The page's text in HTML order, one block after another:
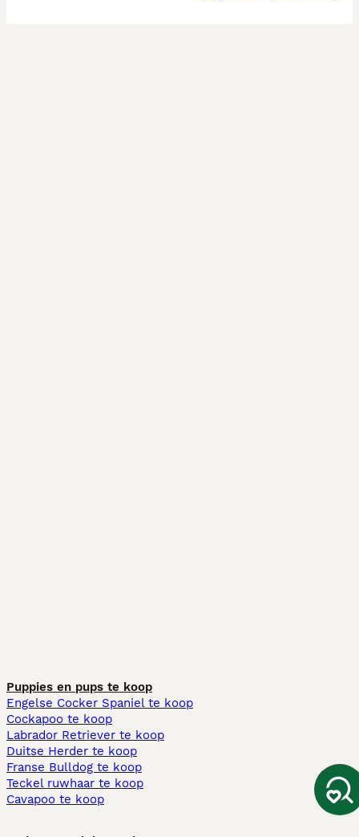
Puppies en pups te koop
Engelse Cocker Spaniel te koop
Cockapoo te koop
Labrador Retriever te koop
Duitse Herder te koop
Franse Bulldog te koop
Teckel ruwhaar te koop
Cavapoo te koop